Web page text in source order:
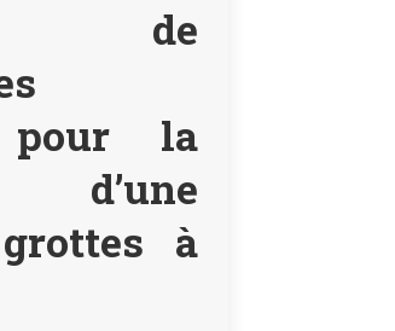
de
pour la
d’une
à